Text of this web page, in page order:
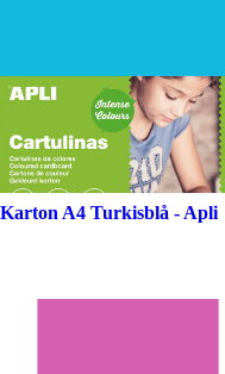
Karton A4 Turkisblå - Apli